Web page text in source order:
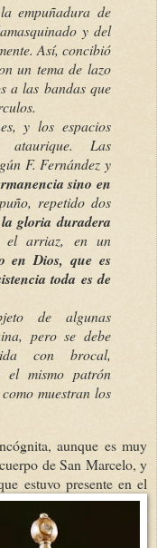
empuñadura de
y del
Así, concibió
un tema de lazo
a las bandas que
y los espacios
ataurique. Las
F. Fernández y
sino en
repetido dos
gloria duradera
arriaz, en un
en Dios, que es
toda es de
de algunas
pero se debe
con brocal,
el mismo patrón
muestran los
aunque es muy
de San Marcelo, y
estuvo presente en el